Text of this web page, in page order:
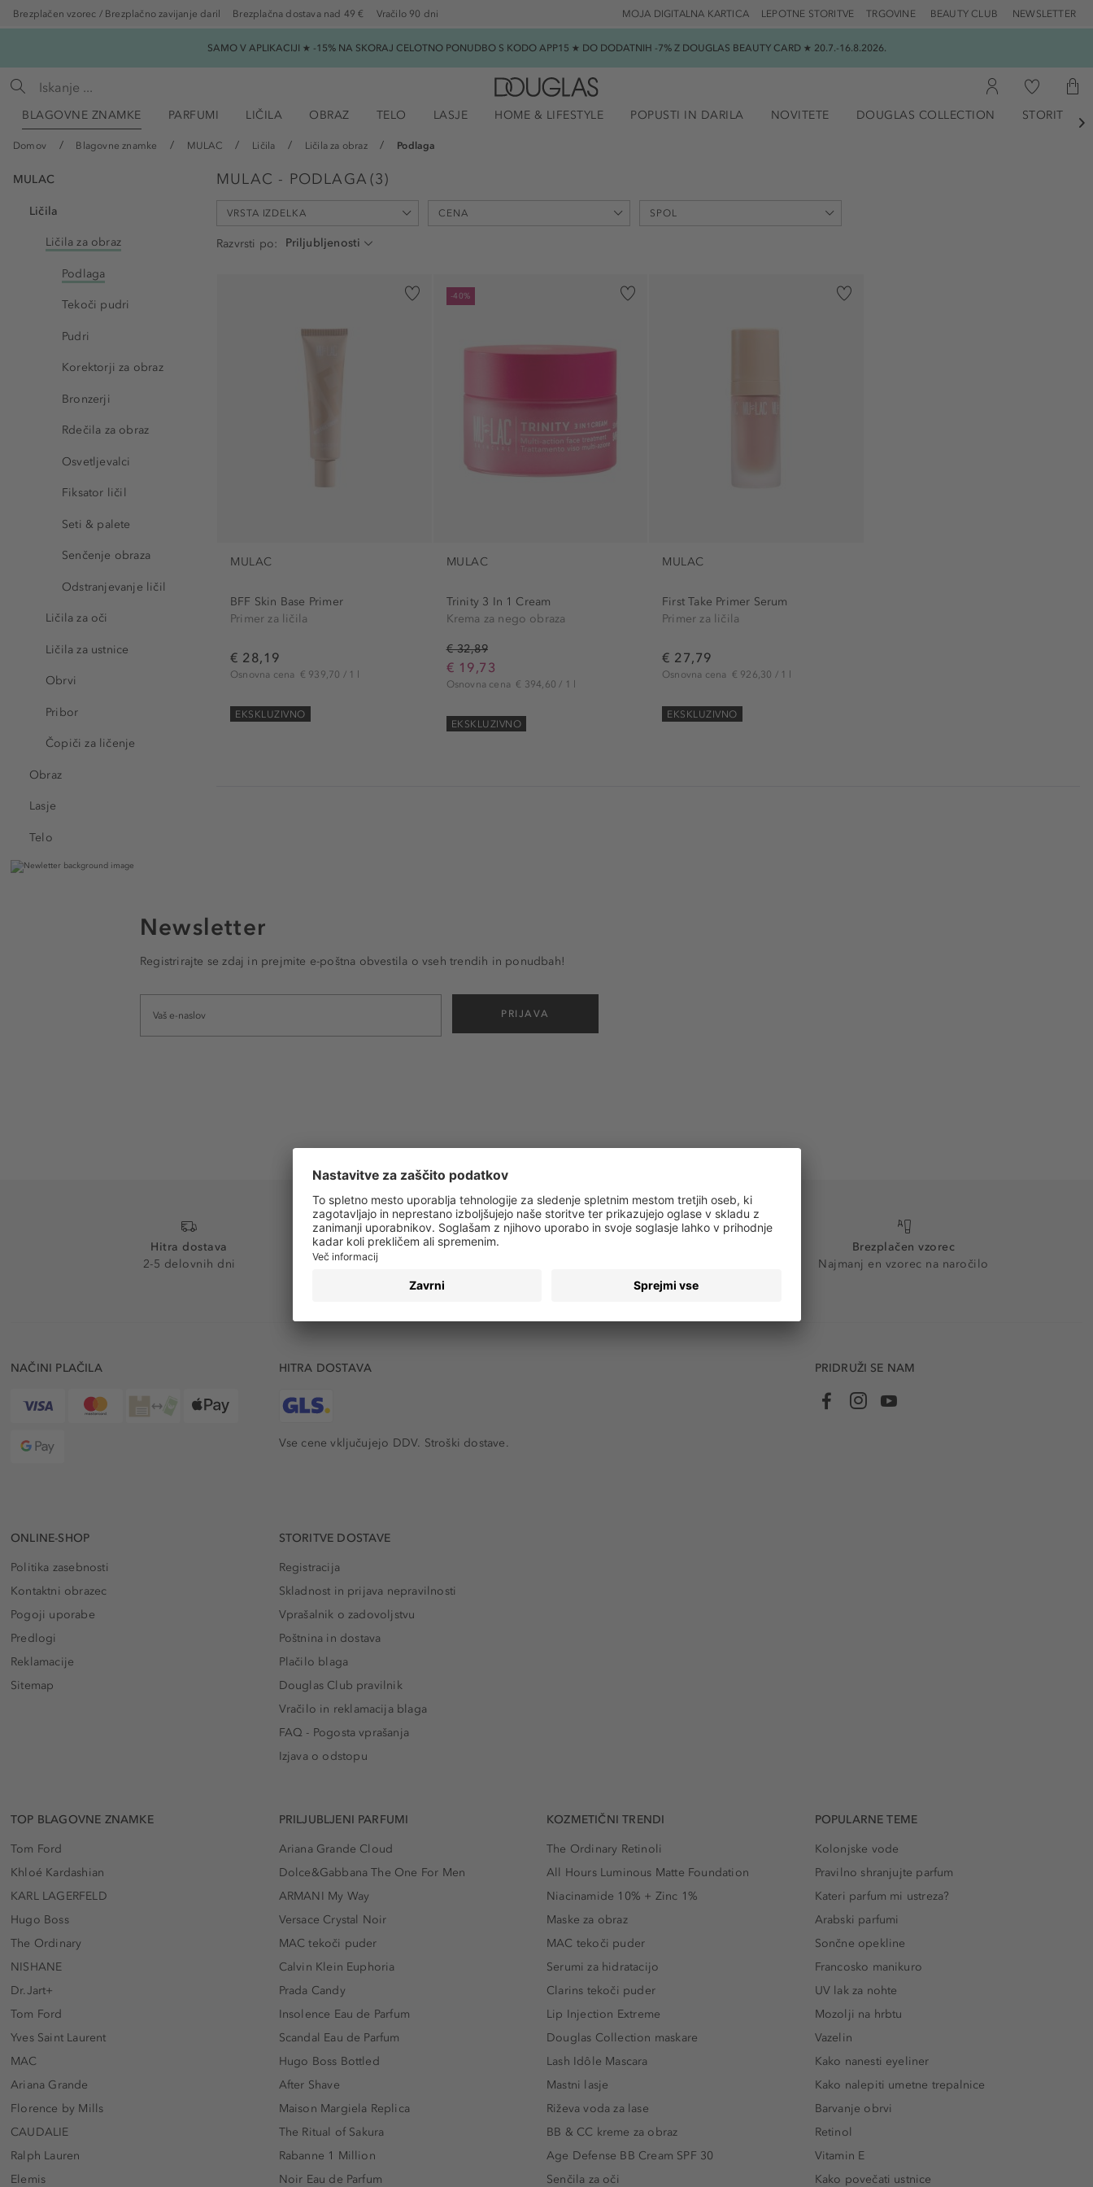
Brezplačen vzorec / Brezplačno zavijanje daril Brezplačna dostava nad 49 € Vračilo 90 dni TRGOVINE BEAUTY CLUB NEWSLETTER
LEPOTNE STORITVE
MOJA DIGITALNA KARTICA
SAMO V APLIKACIJI ★ -15% NA SKORAJ CELOTNO PONUDBO S KODO APP15 ★ DO DODATNIH -7% Z DOUGLAS BEAUTY CARD ★ 20.7.-16.8.2026.
BLAGOVNE ZNAMKE PARFUMI LIČILA OBRAZ TELO LASJE HOME & LIFESTYLE POPUSTI IN DARILA NOVITETE DOUGLAS COLLECTION STORITVE

Domov Blagovne znamke MULAC Ličila Ličila za obraz Podlaga
MULAC
Ličila
Ličila za obraz
Podlaga
Tekoči pudri
Pudri
Korektorji za obraz
Bronzerji
Rdečila za obraz
Osvetljevalci
Fiksator ličil
Seti & palete
Senčenje obraza
Odstranjevanje ličil
Ličila za oči
Ličila za ustnice
Obrvi
Pribor
Čopiči za ličenje
Obraz
Lasje
Telo
MULAC - PODLAGA (3)
VRSTA IZDELKA CENA SPOL
Razvrsti po
MULAC
BFF Skin Base Primer
Primer za ličila
€ 28,19
Osnovna cena € 939,70 / 1 l
EKSKLUZIVNO
-40%
MULAC
Trinity 3 In 1 Cream
Krema za nego obraza
€ 32,89
€ 19,73
Osnovna cena € 394,60 / 1 l
EKSKLUZIVNO
MULAC
First Take Primer Serum
Primer za ličila
€ 27,79
Osnovna cena € 926,30 / 1 l
EKSKLUZIVNO
Newsletter
Registrirajte se zdaj in prejmite e-poštna obvestila o vseh trendih in ponudbah!
PRIJAVA
Hitra dostava
2-5 delovnih dni
Brezplačna dostava
Brezplačen vzorec
Najmanj en vzorec na naročilo
NAČINI PLAČILA HITRA DOSTAVA
Vse cene vključujejo DDV. Stroški dostave.
PRIDRUŽI SE NAM
ONLINE-SHOP
Politika zasebnosti
Kontaktni obrazec
Pogoji uporabe
Predlogi
Reklamacije
Sitemap
STORITVE DOSTAVE
Registracija
Skladnost in prijava nepravilnosti
Vprašalnik o zadovoljstvu
Poštnina in dostava
Plačilo blaga
Douglas Club pravilnik
Vračilo in reklamacija blaga
FAQ - Pogosta vprašanja
Izjava o odstopu
TOP BLAGOVNE ZNAMKE
Tom Ford
Khloé Kardashian
KARL LAGERFELD
Hugo Boss
The Ordinary
NISHANE
Dr.Jart+
Tom Ford
Yves Saint Laurent
MAC
Ariana Grande
Florence by Mills
CAUDALIE
Ralph Lauren
Elemis
PRILJUBLJENI PARFUMI
Ariana Grande Cloud
Dolce&Gabbana The One For Men
ARMANI My Way
Versace Crystal Noir
MAC tekoči puder
Calvin Klein Euphoria
Prada Candy
Insolence Eau de Parfum
Scandal Eau de Parfum
Hugo Boss Bottled
After Shave
Maison Margiela Replica
The Ritual of Sakura
Rabanne 1 Million
Noir Eau de Parfum
KOZMETIČNI TRENDI
The Ordinary Retinoli
All Hours Luminous Matte Foundation
Niacinamide 10% + Zinc 1%
Maske za obraz
MAC tekoči puder
Serumi za hidratacijo
Clarins tekoči puder
Lip Injection Extreme
Douglas Collection maskare
Lash Idôle Mascara
Mastni lasje
Riževa voda za lase
BB & CC kreme za obraz
Age Defense BB Cream SPF 30
Senčila za oči
POPULARNE TEME
Kolonjske vode
Pravilno shranjujte parfum
Kateri parfum mi ustreza?
Arabski parfumi
Sončne opekline
Francosko manikuro
UV lak za nohte
Mozolji na hrbtu
Vazelin
Kako nanesti eyeliner
Kako nalepiti umetne trepalnice
Barvanje obrvi
Retinol
Vitamin E
Kako povečati ustnice